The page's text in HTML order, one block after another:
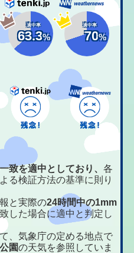
適中率
63.3%
適中率
70%
致を適中としており、各
る検証方法の基準に則り
と実際の24時間中の1mm
した場合に適中と判定し
、気象庁の定める地点で
園の天気を参照していま